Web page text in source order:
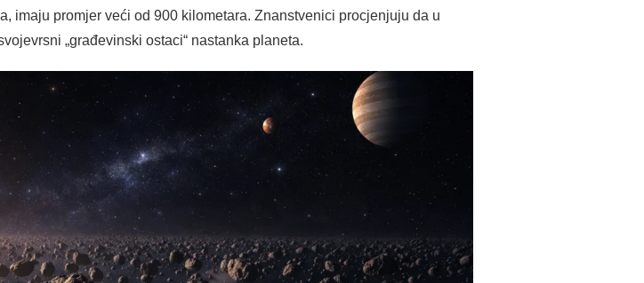
imaju promjer veći od 900 kilometara. Znanstvenici procjenjuju da u
„građevinski ostaci“ nastanka planeta.